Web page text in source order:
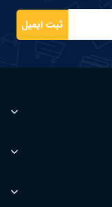
ثبت ایمیل